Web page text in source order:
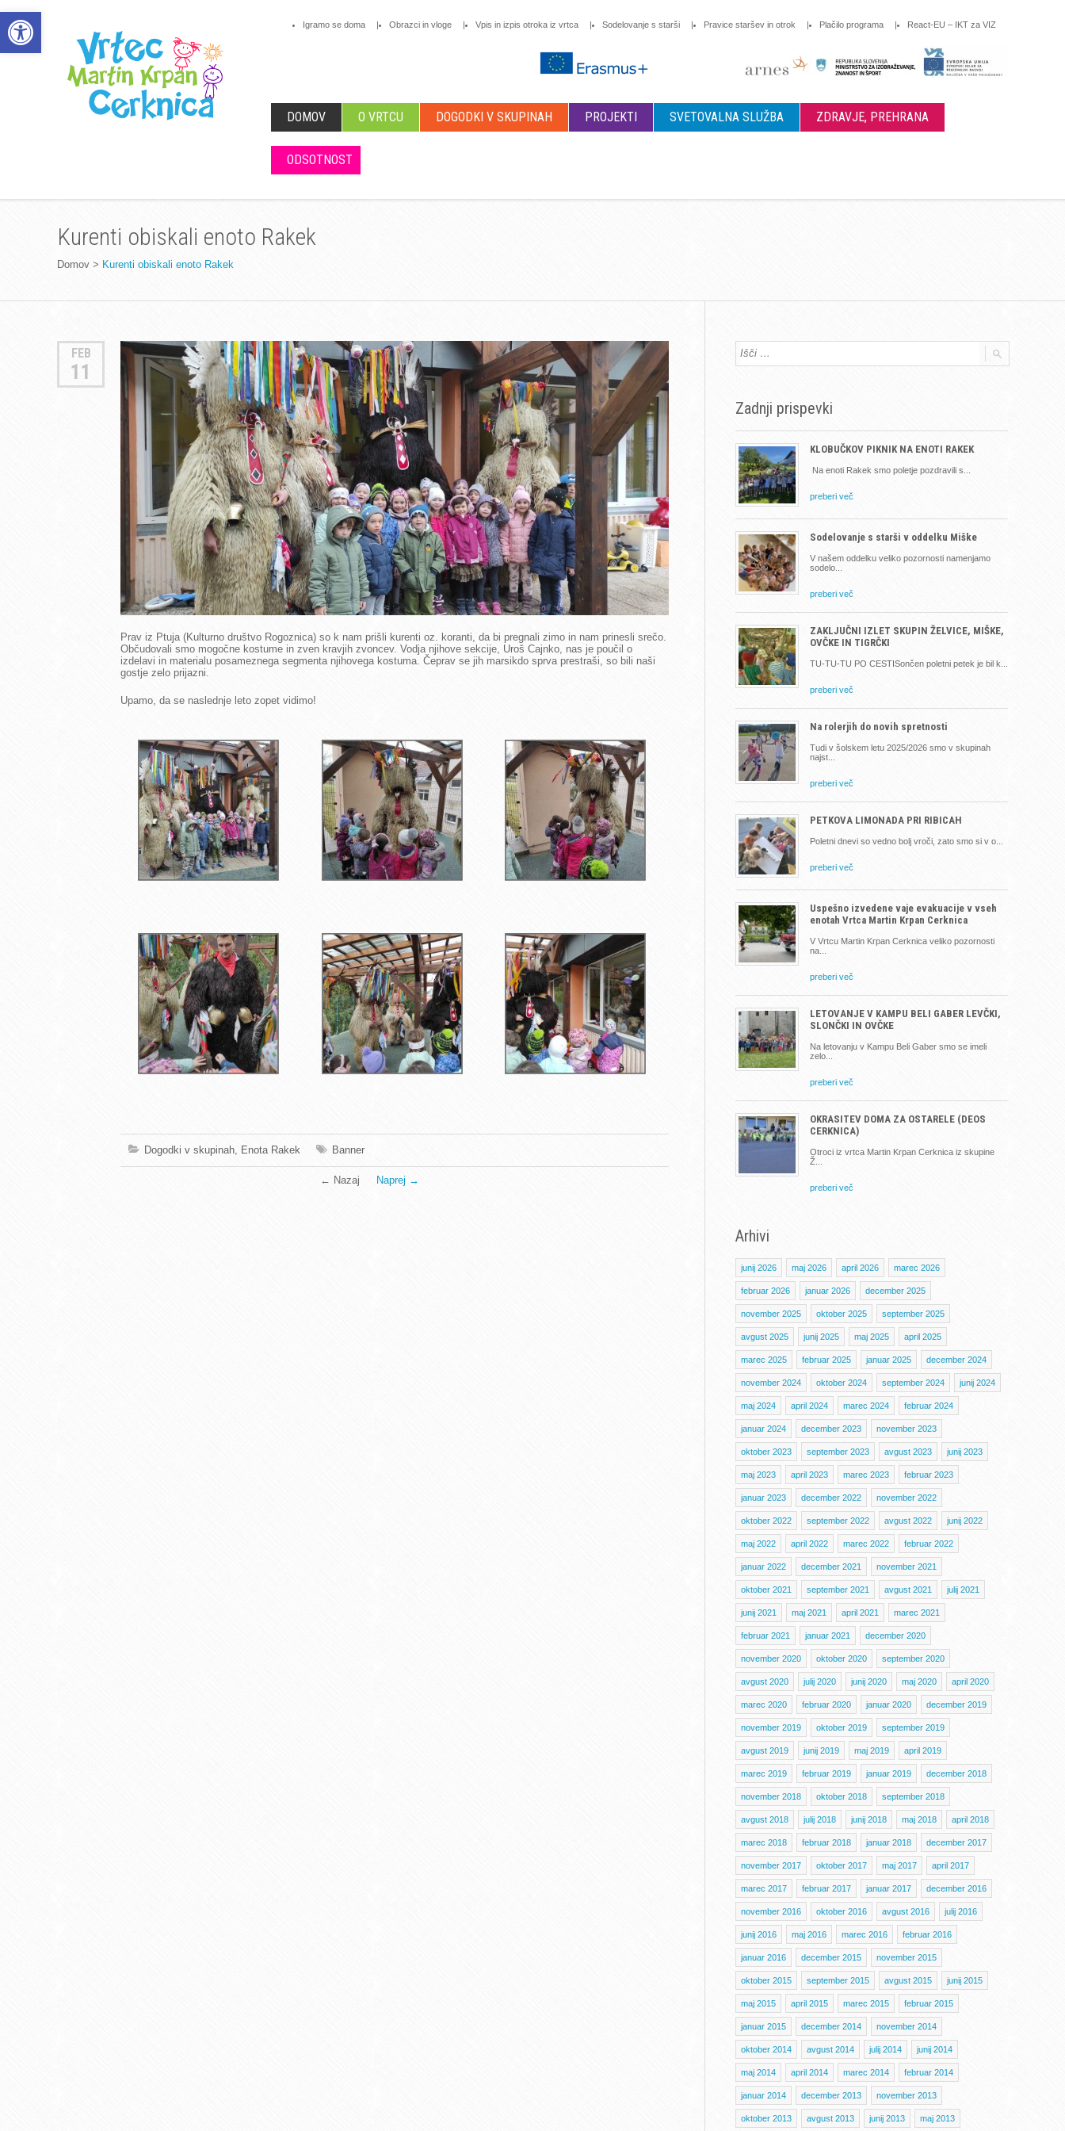
Igramo se doma Obrazci in vloge Vpis in izpis otroka iz vrtca Sodelovanje s starši Pravice staršev in otrok Plačilo programa React-EU – IKT za VIZ
DOMOV O VRTCU DOGODKI V SKUPINAH PROJEKTI SVETOVALNA SLUŽBA ZDRAVJE, PREHRANA
ODSOTNOST
Kurenti obiskali enoto Rakek
Domov > Kurenti obiskali enoto Rakek
FEB
11
Prav iz Ptuja (Kulturno društvo Rogoznica) so k nam prišli kurenti oz. koranti, da bi pregnali zimo in nam prinesli srečo.
Občudovali smo mogočne kostume in zven kravjih zvoncev. Vodja njihove sekcije, Uroš Cajnko, nas je poučil o
izdelavi in materialu posameznega segmenta njihovega kostuma. Čeprav se jih marsikdo sprva prestraši, so bili naši
gostje zelo prijazni.
Upamo, da se naslednje leto zopet vidimo!
Dogodki v skupinah Enota Rakek Banner
← Nazaj Naprej →
Zadnji prispevki
KLOBUČKOV PIKNIK NA ENOTI RAKEK
Na enoti Rakek smo poletje pozdravili s
preberi več
Sodelovanje s starši v oddelku Miške
V našem oddelku veliko pozornosti namenjamo
sodelo
preberi več
ZAKLJUČNI IZLET SKUPIN ŽELVICE, MIŠKE,
OVČKE IN TIGRČKI
TU-TU-TU PO CESTISončen poletni petek je bil k
preberi več
Na rolerjih do novih spretnosti
Tudi v šolskem letu 2025/2026 smo v skupinah
najst
preberi več
PETKOVA LIMONADA PRI RIBICAH
Poletni dnevi so vedno bolj vroči, zato smo si v o
preberi več
Uspešno izvedene vaje evakuacije v vseh
enotah Vrtca Martin Krpan Cerknica
V Vrtcu Martin Krpan Cerknica veliko pozornosti
na
preberi več
LETOVANJE V KAMPU BELI GABER LEVČKI,
SLONČKI IN OVČKE
Na letovanju v Kampu Beli Gaber smo se imeli
zelo
preberi več
OKRASITEV DOMA ZA OSTARELE (DEOS
CERKNICA)
Otroci iz vrtca Martin Krpan Cerknica iz skupine
Ž
preberi več
Arhivi
junij 2026 maj 2026 april 2026 marec 2026
februar 2026 januar 2026 december 2025
november 2025 oktober 2025 september 2025
avgust 2025 junij 2025 maj 2025 april 2025
marec 2025 februar 2025 januar 2025 december 2024
november 2024 oktober 2024 september 2024 junij 2024
maj 2024 april 2024 marec 2024 februar 2024
januar 2024 december 2023 november 2023
oktober 2023 september 2023 avgust 2023 junij 2023
maj 2023 april 2023 marec 2023 februar 2023
januar 2023 december 2022 november 2022
oktober 2022 september 2022 avgust 2022 junij 2022
maj 2022 april 2022 marec 2022 februar 2022
januar 2022 december 2021 november 2021
oktober 2021 september 2021 avgust 2021 julij 2021
junij 2021 maj 2021 april 2021 marec 2021
februar 2021 januar 2021 december 2020
november 2020 oktober 2020 september 2020
avgust 2020 julij 2020 junij 2020 maj 2020 april 2020
marec 2020 februar 2020 januar 2020 december 2019
november 2019 oktober 2019 september 2019
avgust 2019 junij 2019 maj 2019 april 2019
marec 2019 februar 2019 januar 2019 december 2018
november 2018 oktober 2018 september 2018
avgust 2018 julij 2018 junij 2018 maj 2018 april 2018
marec 2018 februar 2018 januar 2018 december 2017
november 2017 oktober 2017 maj 2017 april 2017
marec 2017 februar 2017 januar 2017 december 2016
november 2016 oktober 2016 avgust 2016 julij 2016
junij 2016 maj 2016 marec 2016 februar 2016
januar 2016 december 2015 november 2015
oktober 2015 september 2015 avgust 2015 junij 2015
maj 2015 april 2015 marec 2015 februar 2015
januar 2015 december 2014 november 2014
oktober 2014 avgust 2014 julij 2014 junij 2014
maj 2014 april 2014 marec 2014 februar 2014
januar 2014 december 2013 november 2013
oktober 2013 avgust 2013 junij 2013 maj 2013
Open toolbar